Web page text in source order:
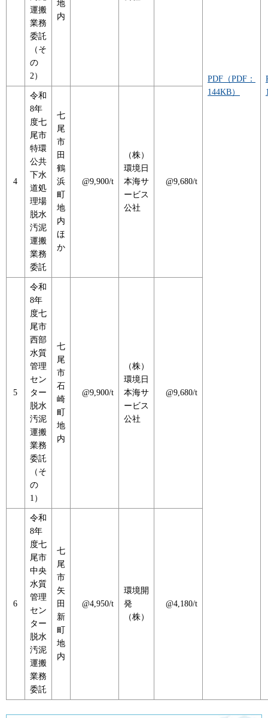
PDF（PDF：
144KB）
運搬
業務
委託
（そ
の
2）
地
内
4
令和
8年
度七
尾市
特環
公共
下水
道処
理場
脱水
汚泥
運搬
業務
委託
七
尾
市
田
鶴
浜
町
地
内
ほ
か
@9,900/t
（株）
環境日
本海サ
ービス
公社
@9,680/t
5
令和
8年
度七
尾市
西部
水質
管理
セン
ター
脱水
汚泥
運搬
業務
委託
（そ
の
1）
七
尾
市
石
崎
町
地
内
@9,900/t
（株）
環境日
本海サ
ービス
公社
@9,680/t
6
令和
8年
度七
尾市
中央
水質
管理
セン
ター
脱水
汚泥
運搬
業務
委託
七
尾
市
矢
田
新
町
地
内
@4,950/t
環境開
発
（株）
@4,180/t